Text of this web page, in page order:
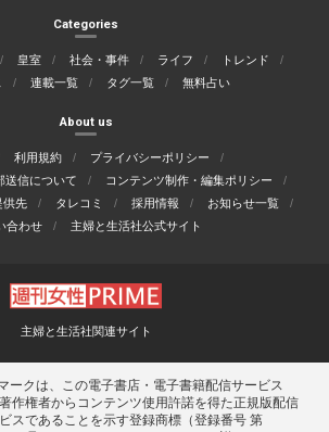
Categories
皇室 社会・事件 ライフ
トレンド
連載一覧 タグ一覧 無料占い
About us
利用規約
プライバシーポリシー
送信について
コンテンツ制作・編集ポリシー
供先 タレコミ 採用情報
お知らせ一覧
合わせ
主婦と生活社公式サイト
主婦と生活社関連サイト
ークは、この電子書店・電子書籍配信サービス
作権者からコンテンツ使用許諾を得た正規版配信
スであることを示す登録商標（登録番号 第